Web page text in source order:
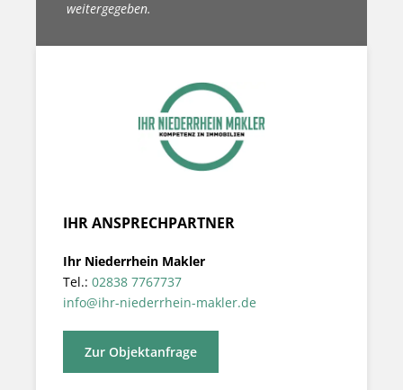
weitergegeben.
IHR ANSPRECHPARTNER
Ihr Niederrhein Makler
Tel.: 02838 7767737
info@ihr-niederrhein-makler.de
Zur Objektanfrage